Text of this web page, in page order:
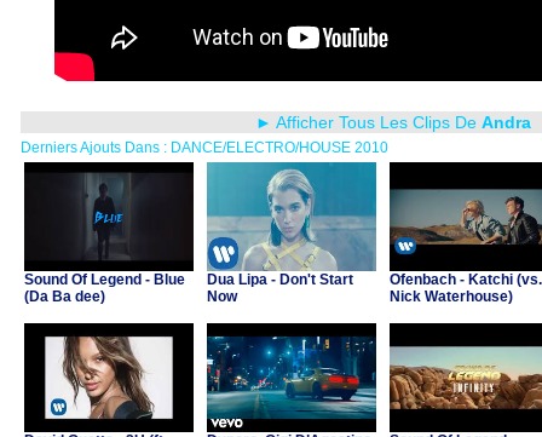
► Afficher Tous Les Clips De Andra
Derniers Ajouts Dans : DANCE/ELECTRO/HOUSE 2010
Sound Of Legend - Blue
(Da Ba dee)
Dua Lipa - Don't Start
Now
Ofenbach - Katchi (vs.
Nick Waterhouse)